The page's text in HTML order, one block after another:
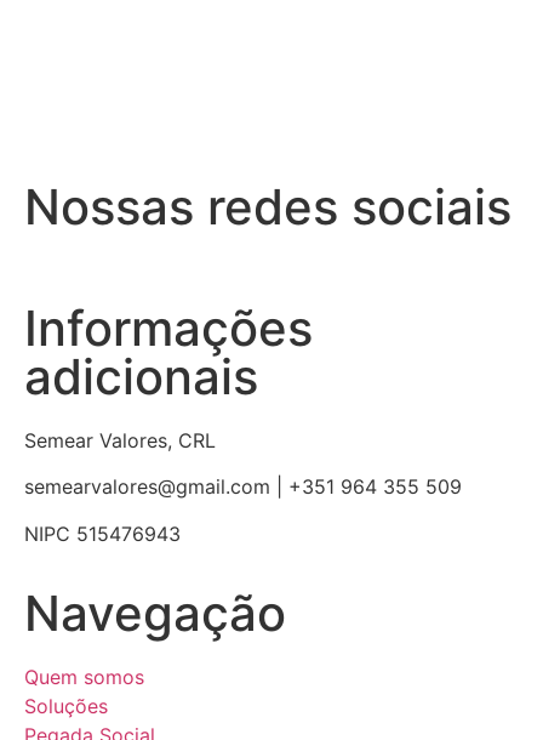
Nossas redes sociais
Informações
adicionais
Semear Valores, CRL
semearvalores@gmail.com | +351 964 355 509
NIPC 515476943
Navegação
Quem somos
Soluções